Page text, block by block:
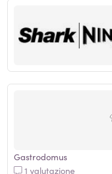
Gastrodomus
1 valutazione